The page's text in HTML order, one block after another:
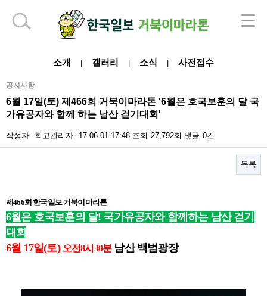
소개 갤러리 소식 사전접수
공지사항
6월 17일(토) 제466회 거북이마라톤 '6월은 호국보훈의 달 국
가유공자와 함께 하는 남산 걷기대회'
작성자 최고관리자 17-06-01 17:48 조회 27,792회 댓글 0건
목록
본문
제466회 한국일보 거북이마라톤
6월은 호국보훈의 달! 국가유공자와 함께하는 남산 걷기
대회
6월 17일(토) 오전8시30분 남산 백범광장
하단 영역